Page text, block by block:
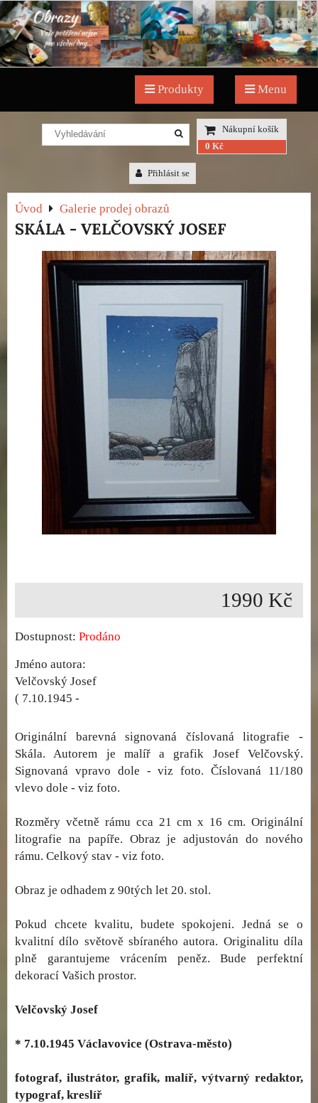
Produkty Menu
Nákupní košík
0 Kč
Přihlásit se
Úvod Galerie prodej obrazů
SKÁLA - VELČOVSKÝ JOSEF
1990 Kč
Dostupnost: Prodáno
Jméno autora:
Velčovský Josef
( 7.10.1945 -
Originální barevná signovaná číslovaná litografie -
Skála. Autorem je malíř a grafik Josef Velčovský.
Signovaná vpravo dole - viz foto. Číslovaná 11/180
vlevo dole - viz foto.
Rozměry včetně rámu cca 21 cm x 16 cm. Originální
litografie na papíře. Obraz je adjustován do nového
rámu. Celkový stav - viz foto.
Obraz je odhadem z 90tých let 20. stol.
Pokud chcete kvalitu, budete spokojeni. Jedná se o
kvalitní dílo světově sbíraného autora. Originalitu díla
plně garantujeme vrácením peněz. Bude perfektní
dekorací Vašich prostor.
Velčovský Josef
* 7.10.1945 Václavovice (Ostrava-město)
fotograf, ilustrátor, grafik, malíř, výtvarný redaktor,
typograf, kreslíř